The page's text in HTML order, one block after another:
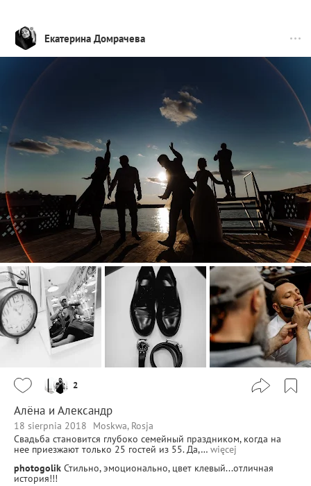
Екатерина Домрачева
2
Алёна и Александр
18 sierpnia 2018
Moskwa, Rosja
Свадьба становится глубоко семейный праздником, когда на
нее приезжают только 25 гостей из 55. Да,… więcej
photogolik Стильно, эмоционально, цвет клевый...отличная
история!!!